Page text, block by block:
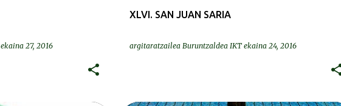
ekaina 27, 2016
XLVI. SAN JUAN SARIA
argitaratzailea Buruntzaldea IKT ekaina 24, 2016